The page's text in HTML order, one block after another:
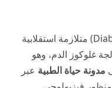
(Diabetes Mellitus) متلازمة استقلابية
غلوكوز الدم، وهو
مدونة حياة الطبية عبر